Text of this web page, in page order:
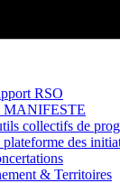
RSO
MANIFESTE
collectifs de
des
& Territoires